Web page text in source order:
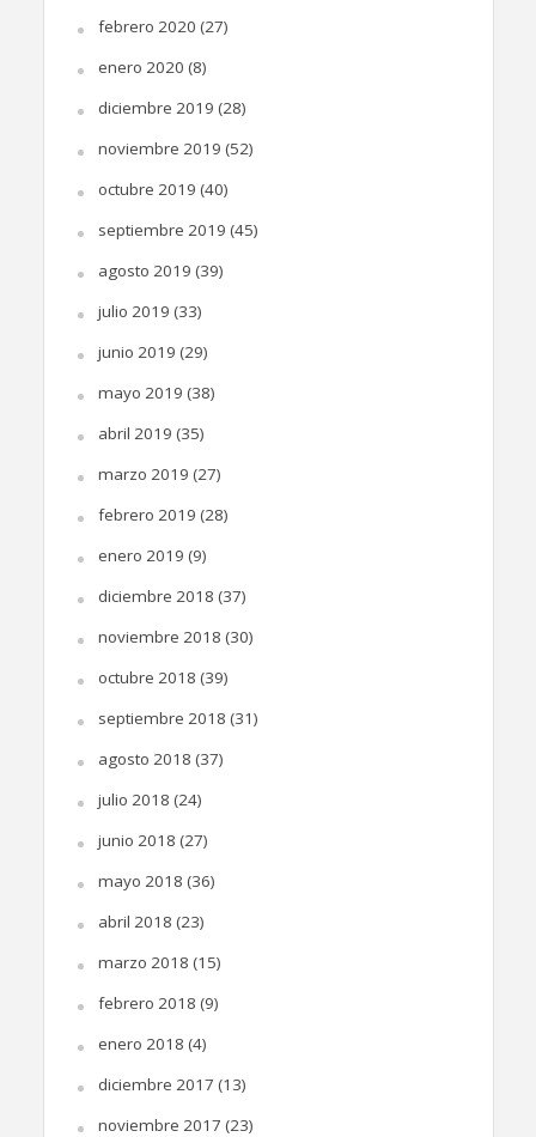
febrero 2020 (27)
enero 2020 (8)
diciembre 2019 (28)
noviembre 2019 (52)
octubre 2019 (40)
septiembre 2019 (45)
agosto 2019 (39)
julio 2019 (33)
junio 2019 (29)
mayo 2019 (38)
abril 2019 (35)
marzo 2019 (27)
febrero 2019 (28)
enero 2019 (9)
diciembre 2018 (37)
noviembre 2018 (30)
octubre 2018 (39)
septiembre 2018 (31)
agosto 2018 (37)
julio 2018 (24)
junio 2018 (27)
mayo 2018 (36)
abril 2018 (23)
marzo 2018 (15)
febrero 2018 (9)
enero 2018 (4)
diciembre 2017 (13)
noviembre 2017 (23)